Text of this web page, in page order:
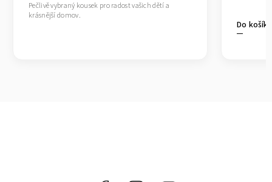
Pečlivě vybraný kousek pro radost vašich dětí a
krásnější domov.
Do košíku